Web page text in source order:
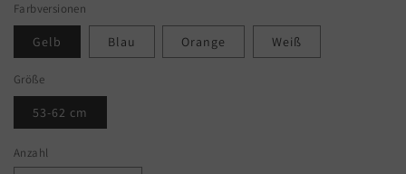
Farbversionen
Gelb Blau Orange Weiß
Größe
53-62 cm
Anzahl